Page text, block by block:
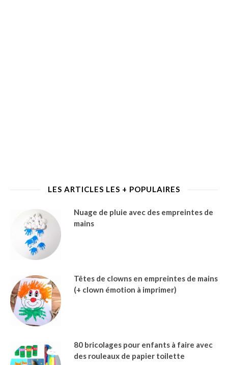
LES ARTICLES LES + POPULAIRES
Nuage de pluie avec des empreintes de
mains
Têtes de clowns en empreintes de mains
(+ clown émotion à imprimer)
80 bricolages pour enfants à faire avec
des rouleaux de papier toilette